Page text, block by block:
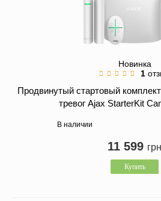
Новинка
1
Продвинутый стартовый
тревог Ajax StarterKit
В наличии
11 599 грн
Купить